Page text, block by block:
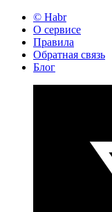
© Habr
О сервисе
Правила
Обратная связь
Блог